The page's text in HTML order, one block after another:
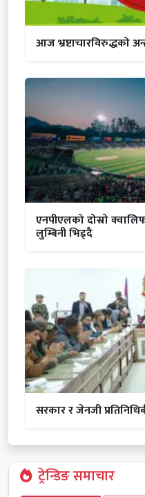
आज भ्रष्टाचारविरुद्धको
एनपीएलको दोस्रो
लुम्बिनी भिड्दै
सरकार र जेनजी
ट्रेन्डिङ समाचार